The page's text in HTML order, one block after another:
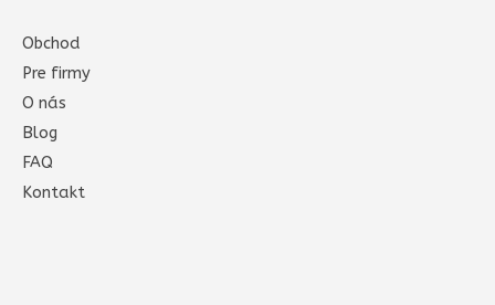
Obchod
Pre firmy
O nás
Blog
FAQ
Kontakt